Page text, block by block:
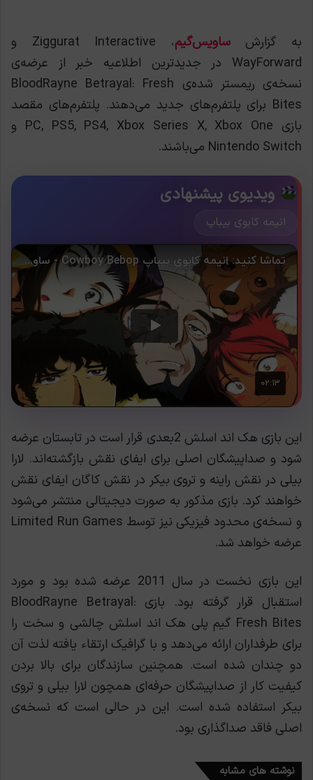
به گزارشساویس‌گیم
، Ziggurat Interactive و
WayForward در جدیدترین اطلاعيه خبر از عرضه‌ی
نسخه‌ی ریمستر شده‌ی BloodRayne Betrayal: Fresh
Bites برای پلتفرم‌های جدید می‌دهند. پلتفرم‌های مقصد
بازی PC, PS5, PS4, Xbox Series X, Xbox One و
Nintendo Switch می‌باشند.
ویدیوی پیشنهادی
انیمه کابوی بیباپ
این بازی هک اند اسلش 2بعدی قرار است در تابستان عرضه
شود و صداپیشگان اصلی برای ایفای نقش بازگشته‌اند. لارا
بیلی در نقش راینه و تروی بیکر در نقش کاگان ایفای نقش
خواهند کرد. بازی مذکور به صورت دیجیتالی منتشر می‌شود
و نسخه‌ی محدود فیزیکی نیز توسط Limited Run Games
عرضه خواهد شد.
این بازی نخست در سال 2011 عرضه شده بود و مورد
استقبال قرار گرفته بود. بازی BloodRayne Betrayal:
Fresh Bites گیم پلی هک اند اسلش چالشی و سخت را
برای طرفداران ارائه می‌دهد و با گرافیک ارتقاء یافته لذت آن
دو چندان شده است. همچنین سازندگان برای بالا بردن
کیفیت کار از صداپیشگان حرفه‌ای همچون لارا بیلی و تروی
بیکر استفاده شده است. این در حالی است که نسخه‌ی
اصلی فاقد صداگذاری بود.
نوشته های مشابه